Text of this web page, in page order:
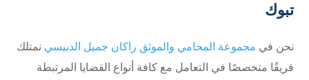
تبوك
نحن في مجموعة المحامي والموثق راكان جميل الدبيسي نمتلك
فريقًا متخصصًا في التعامل مع كافة أنواع القضايا المرتبطة